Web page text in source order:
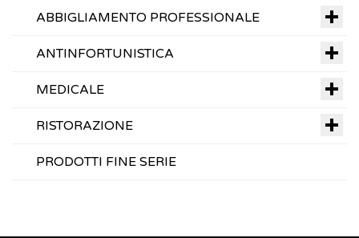
ABBIGLIAMENTO PROFESSIONALE
ANTINFORTUNISTICA
MEDICALE
RISTORAZIONE
PRODOTTI FINE SERIE